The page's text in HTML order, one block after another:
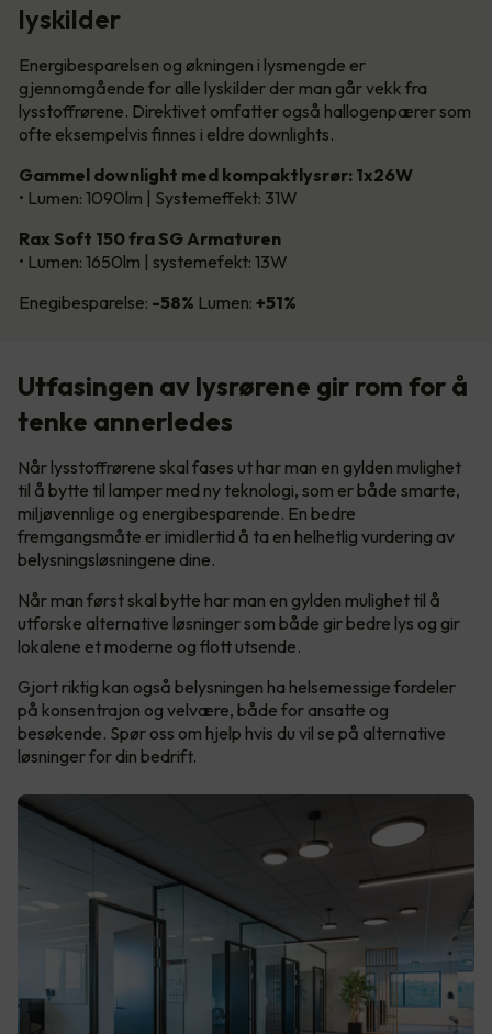
lyskilder
Energibesparelsen og økningen i lysmengde er
gjennomgående for alle lyskilder der man går vekk fra
lysstoffrørene. Direktivet omfatter også hallogenpærer som
ofte eksempelvis finnes i eldre downlights.
Gammel downlight med kompaktlysrør: 1x26W
• Lumen: 1090lm | Systemeffekt: 31W
Rax Soft 150 fra SG Armaturen
• Lumen: 1650lm | systemefekt: 13W
Enegibesparelse: -58% Lumen: +51%
Utfasingen av lysrørene gir rom for å
tenke annerledes
Når lysstoffrørene skal fases ut har man en gylden mulighet
til å bytte til lamper med ny teknologi, som er både smarte,
miljøvennlige og energibesparende. En bedre
fremgangsmåte er imidlertid å ta en helhetlig vurdering av
belysningsløsningene dine.
Når man først skal bytte har man en gylden mulighet til å
utforske alternative løsninger som både gir bedre lys og gir
lokalene et moderne og flott utsende.
Gjort riktig kan også belysningen ha helsemessige fordeler
på konsentrajon og velvære, både for ansatte og
besøkende. Spør oss om hjelp hvis du vil se på alternative
løsninger for din bedrift.